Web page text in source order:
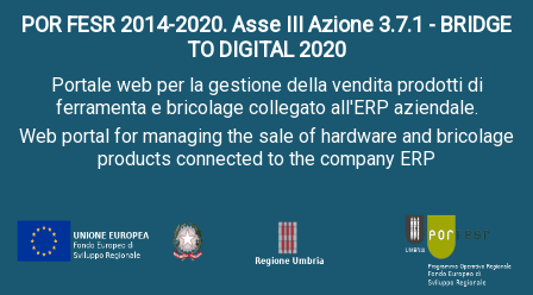
POR FESR 2014-2020. Asse III Azione 3.7.1 - BRIDGE
TO DIGITAL 2020
Portale web per la gestione della vendita prodotti di
ferramenta e bricolage collegato all'ERP aziendale.
Web portal for managing the sale of hardware and bricolage
products connected to the company ERP